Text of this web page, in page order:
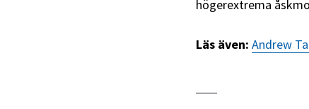
högerextrema
Läs även: Andrew